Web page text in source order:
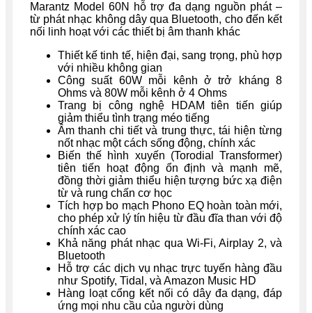
Marantz Model 60N hỗ trợ đa dạng nguồn phát –
từ phát nhạc không dây qua Bluetooth, cho đến kết
nối linh hoạt với các thiết bị âm thanh khác
Thiết kế tinh tế, hiện đại, sang trọng, phù hợp
với nhiều không gian
Công suất 60W mỗi kênh ở trở kháng 8
Ohms và 80W mỗi kênh ở 4 Ohms
Trang bị công nghệ HDAM tiên tiến giúp
giảm thiểu tình trạng méo tiếng
Âm thanh chi tiết và trung thực, tái hiện từng
nốt nhạc một cách sống động, chính xác
Biến thế hình xuyến (Torodial Transformer)
tiên tiến hoạt động ổn định và mạnh mẽ,
đồng thời giảm thiểu hiện tượng bức xạ điện
từ và rung chấn cơ học
Tích hợp bo mạch Phono EQ hoàn toàn mới,
cho phép xử lý tín hiệu từ đầu đĩa than với độ
chính xác cao
Khả năng phát nhạc qua Wi-Fi, Airplay 2, và
Bluetooth
Hỗ trợ các dịch vụ nhạc trực tuyến hàng đầu
như Spotify, Tidal, và Amazon Music HD
Hàng loạt cổng kết nối có dây đa dạng, đáp
ứng mọi nhu cầu của người dùng